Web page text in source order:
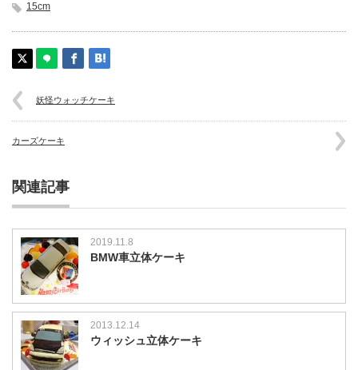
15cm
妖怪ウォッチケーキ
カーズケーキ
関連記事
2019.11.8
BMW車立体ケーキ
2013.12.14
ウィッシュ立体ケーキ